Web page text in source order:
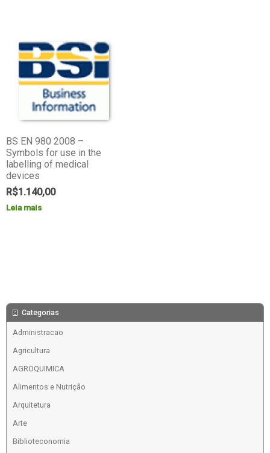
BS EN 980 2008 –
Symbols for use in the
labelling of medical
devices
R$1.140,00
Leia mais
Categorias
Administracao
Agricultura
AGROQUIMICA
Alimentos e Nutrição
Arquitetura
Arte
Biblioteconomia